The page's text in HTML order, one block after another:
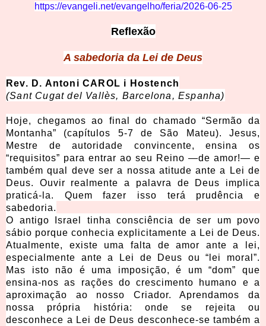
https://evangeli.net/evangelho/feria/2026-06-25
Reflexão
A sabedoria da Lei de Deus
Rev. D. Antoni CAROL i Hostench
(Sant Cugat del Vallès, Barcelona, Espanha)
Hoje, chegamos ao final do chamado “Sermão da
Montanha” (capítulos 5-7 de São Mateu). Jesus,
Mestre de autoridade convincente, ensina os
“requisitos” para entrar ao seu Reino —de amor!— e
também qual deve ser a nossa atitude ante a Lei de
Deus. Ouvir realmente a palavra de Deus implica
praticá-la. Quem fazer isso terá prudência e
sabedoria.
O antigo Israel tinha consciência de ser um povo
sábio porque conhecia explicitamente a Lei de Deus.
Atualmente, existe uma falta de amor ante a lei,
especialmente ante a Lei de Deus ou “lei moral”.
Mas isto não é uma imposição, é um “dom” que
ensina-nos as rações do crescimento humano e a
aproximação ao nosso Criador. Aprendamos da
nossa própria história: onde se rejeita ou
desconhece a Lei de Deus desconhece-se também a